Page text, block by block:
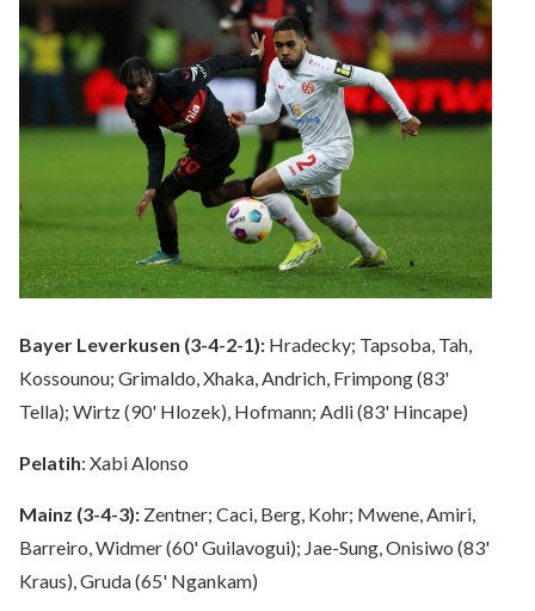
Bayer Leverkusen (3-4-2-1): Hradecky; Tapsoba, Tah,
Kossounou; Grimaldo, Xhaka, Andrich, Frimpong (83'
Tella); Wirtz (90' Hlozek), Hofmann; Adli (83' Hincape)
Pelatih: Xabi Alonso
Mainz (3-4-3): Zentner; Caci, Berg, Kohr; Mwene, Amiri,
Barreiro, Widmer (60' Guilavogui); Jae-Sung, Onisiwo (83'
Kraus), Gruda (65' Ngankam)